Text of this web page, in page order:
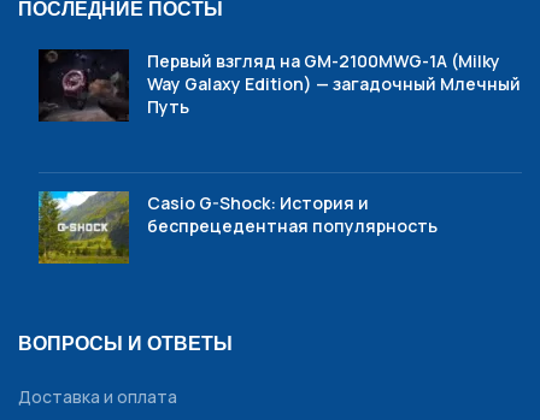
ПОСЛЕДНИЕ ПОСТЫ
Первый взгляд на GM-2100MWG-1A (Milky
Way Galaxy Edition) — загадочный Млечный
Путь
Casio G-Shock: История и
беспрецедентная популярность
ВОПРОСЫ И ОТВЕТЫ
Доставка и оплата